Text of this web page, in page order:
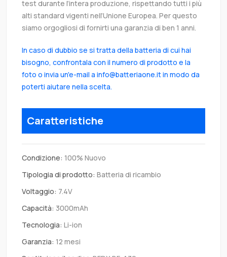
test durante l’intera produzione, rispettando tutti i più
alti standard vigenti nell’Unione Europea. Per questo
siamo orgogliosi di fornirti una garanzia di ben 1 anni.
In caso di dubbio se si tratta della batteria di cui hai
bisogno, confrontala con il numero di prodotto e la
foto o invia un'e-mail a info@batteriaone.it in modo da
poterti aiutare nella scelta.
Caratteristiche
Condizione: 100% Nuovo
Tipologia di prodotto: Batteria di ricambio
Voltaggio: 7.4V
Capacità: 3000mAh
Tecnologia: Li-ion
Garanzia: 12 mesi